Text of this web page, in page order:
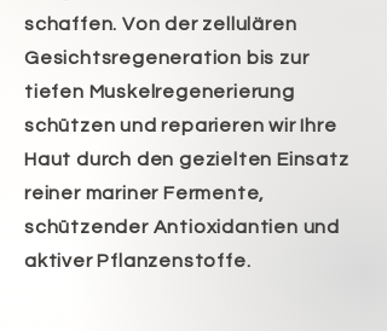
schaffen. Von der zellulären
Gesichtsregeneration bis zur
tiefen Muskelregenerierung
schützen und reparieren wir Ihre
Haut durch den gezielten Einsatz
reiner mariner Fermente,
schützender Antioxidantien und
aktiver Pflanzenstoffe.